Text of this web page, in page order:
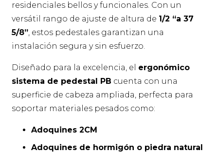
residenciales bellos y funcionales. Con un
versátil rango de ajuste de altura de 1/2 “a 37
5/8”, estos pedestales garantizan una
instalación segura y sin esfuerzo.
Diseñado para la excelencia, el ergonómico
sistema de pedestal PB cuenta con una
superficie de cabeza ampliada, perfecta para
soportar materiales pesados como:
Adoquines 2CM
Adoquines de hormigón o piedra natural